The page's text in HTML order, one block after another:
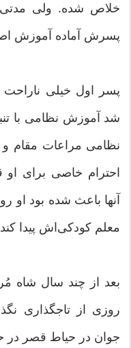
خلاص شده. ولی مدتی
پسرش آماده آموزش
پسر اول خیلی
شد آموزش نظامی با
نظامی مراعات مقام و
احترام خاصی برای او
آنها باعث شده بود او
معلم كودكی‌اش پیدا
بعد از چند سال شاه
روزی از تاجگذاری
جوان در حیاط قصر در